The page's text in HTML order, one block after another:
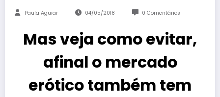
Paula Aguiar 04/05/2018 0 Comentários
Mas veja como evitar,
afinal o mercado
erótico também tem